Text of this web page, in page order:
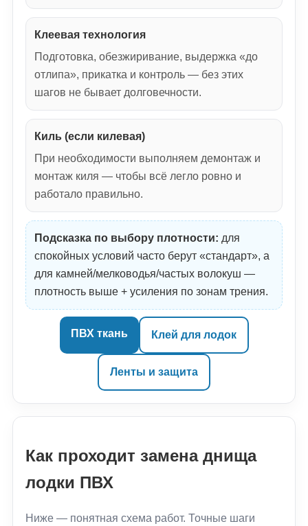
Клеевая технология
Подготовка, обезжиривание, выдержка «до
отлипа», прикатка и контроль — без этих
шагов не бывает долговечности.
Киль (если килевая)
При необходимости выполняем демонтаж и
монтаж киля — чтобы всё легло ровно и
работало правильно.
Подсказка по выбору плотности: для
спокойных условий часто берут «стандарт», а
для камней/мелководья/частых волокуш —
плотность выше + усиления по зонам трения.
ПВХ ткань Клей для лодок
Ленты и защита
Как проходит замена днища
лодки ПВХ
Ниже — понятная схема работ. Точные шаги